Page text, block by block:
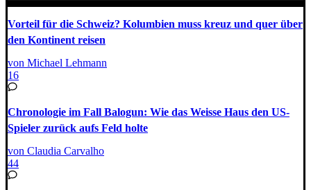
Vorteil für die Schweiz? Kolumbien muss kreuz und quer über
den Kontinent reisen
von Michael Lehmann
16
Chronologie im Fall Balogun: Wie das Weisse Haus den US-
Spieler zurück aufs Feld holte
von Claudia Carvalho
44